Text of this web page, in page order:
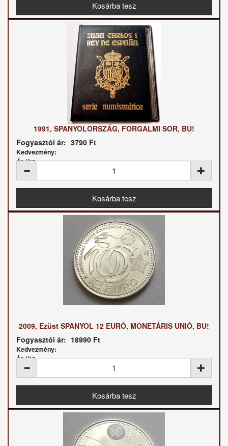
1991, SPANYOLORSZÁG, FORGALMI SOR, BU!
Fogyasztói ár: 3790 Ft
Kedvezmény:
Ár / kg:
2009, Ezüst SPANYOL 12 EURÓ, MONETÁRIS UNIÓ, BU!
Fogyasztói ár: 18990 Ft
Kedvezmény:
Ár / kg: